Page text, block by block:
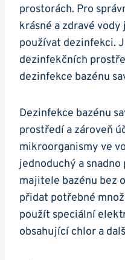
prostorách. Pro
krásné a zdravé
používat dezinfekci.
dezinfekčních
dezinfekce bazénu
Dezinfekce bazénu
prostředí a zároveň
mikroorganismy ve
jednoduchý a
majitele bazénu bez
přidat potřebné
použít speciální
obsahující chlor a